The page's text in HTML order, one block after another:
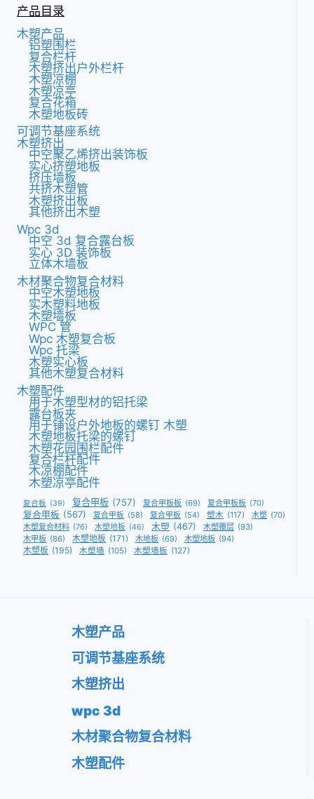
产品目录
木塑产品
铝塑围栏
复合栏杆
木塑挤出户外栏杆
木塑凉棚
木塑凉亭
复合花箱
木塑地板砖
可调节基座系统
木塑挤出
中空聚乙烯挤出装饰板
实心挤塑地板
挤压墙板
共挤木塑管
木塑挤出板
其他挤出木塑
Wpc 3d
中空 3d 复合露台板
实心 3D 装饰板
立体木墙板
木材聚合物复合材料
中空木塑地板
实木塑料地板
木塑墙板
WPC 管
Wpc 木塑复合板
Wpc 托梁
木塑实心板
其他木塑复合材料
木塑配件
用于木塑型材的铝托梁
露台板夹
用于铺设户外地板的螺钉 木塑
木塑地板托梁的螺钉
木塑花园围栏配件
复合栏杆配件
木凉棚配件
木塑凉亭配件
复合板 (39) 复合甲板 (757) 复合甲板板 (69) 复合甲板板 (70)
复合甲板 (567) 复合甲板 (58) 复合甲板 (54) 塑木 (117) 木塑 (70)
木塑复合材料 (76) 木塑地板 (46) 木塑 (467) 木塑覆层 (93)
木甲板 (86) 木塑地板 (171) 木地板 (69) 木塑地板 (94)
木塑板 (195) 木塑墙 (105) 木塑墙板 (127)
木塑产品
可调节基座系统
木塑挤出
wpc 3d
木材聚合物复合材料
木塑配件